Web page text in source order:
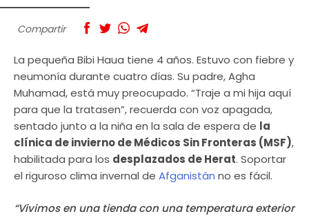
Compartir
La pequeña Bibi Haua tiene 4 años. Estuvo con fiebre y
neumonía durante cuatro días. Su padre, Agha
Muhamad, está muy preocupado. “Traje a mi hija aquí
para que la tratasen”, recuerda con voz apagada,
sentado junto a la niña en la sala de espera de la
clínica de invierno de Médicos Sin Fronteras (MSF),
habilitada para los desplazados de Herat. Soportar
el riguroso clima invernal de Afganistán no es fácil.
“Vivimos en una tienda con una temperatura exterior